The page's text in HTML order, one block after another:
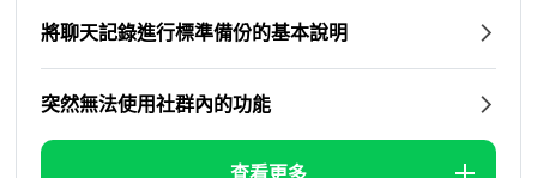
將聊天記錄進行標準備份的基本說明
突然無法使用社群內的功能
查看更多